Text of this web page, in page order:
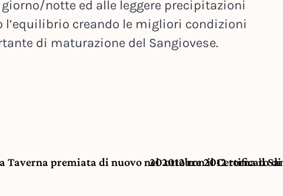
notte ed alle leggere precipitazioni
creando le migliori condizioni
di maturazione del Sangiovese.
Taverna premiata di nuovo nel 2012 con il Certificato
30 ottobre 2012 torna il